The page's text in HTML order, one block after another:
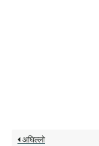
अघिल्लो